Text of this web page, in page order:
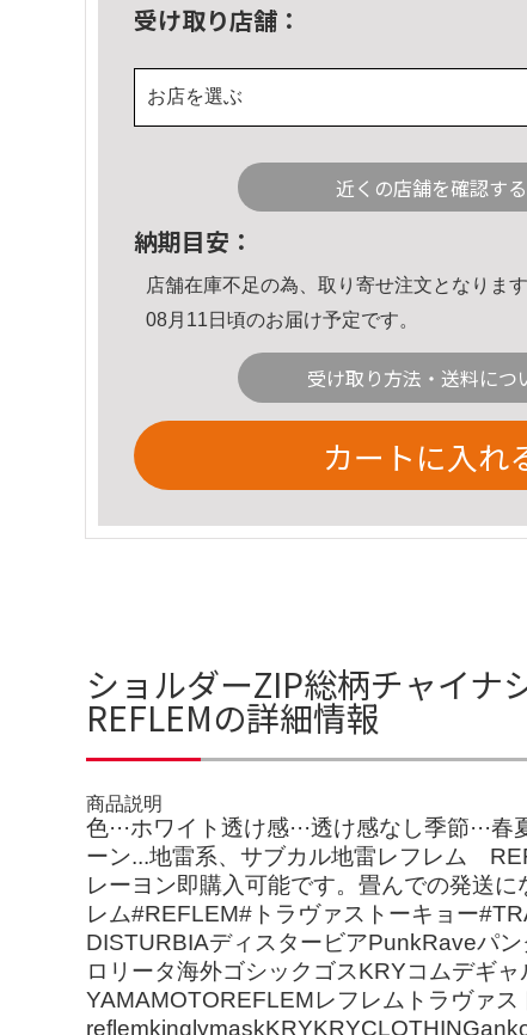
受け取り店舗：
お店を選ぶ
近くの店舗を確認する
納期目安：
店舗在庫不足の為、取り寄せ注文となります
08月11日頃のお届け予定です。
受け取り方法・送料につ
カートに入れ
ショルダーZIP総柄チャイ
REFLEMの詳細情報
商品説明
色···ホワイト透け感···透け感なし季節···
ーン...地雷系、サブカル地雷レフレム
レーヨン即購入可能です。畳んでの発送
レム#REFLEM#トラヴァストーキョー
DISTURBIAディスタービアPunkRaveパ
ロリータ海外ゴシックゴスKRYコムデギ
YAMAMOTOREFLEMレフレムトラヴァ